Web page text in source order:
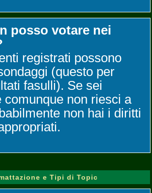
posso votare nei
registrati possono
(questo per
fasulli). Se sei
comunque non riesci a
non hai i diritti
e Tipi di Topic